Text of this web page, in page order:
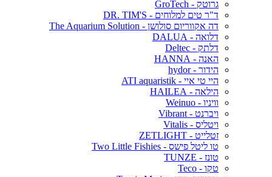
גרוטק - GroTech
ד"ר טים למלוחים - DR. TIM'S
דה אקווריום סולושן - The Aquarium Solution
דלואה - DALUA
דלתק - Deltec
האנה - HANNA
הידור - hydor
היי טי איי - ATI aquaristik
הילאה - HAILEA
וויניו - Weinuo
ויברנט - Vibrant
ויטליס - Vitalis
זטלייט - ZETLIGHT
טו ליטל פישס - Two Little Fishies
טונז - TUNZE
טקו - Teco